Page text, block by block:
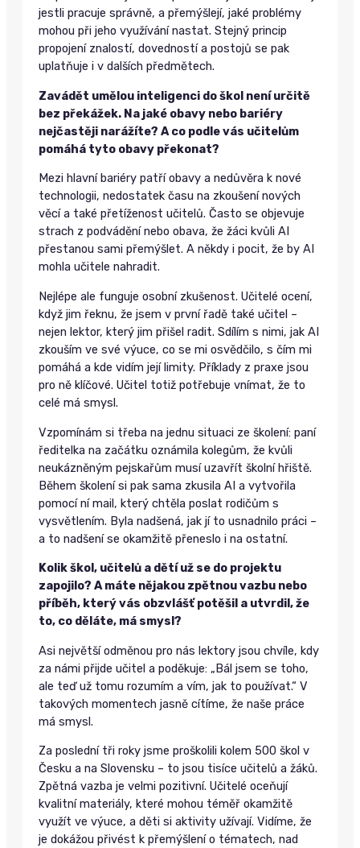
jestli pracuje správně, a přemýšlejí, jaké problémy
mohou při jeho využívání nastat. Stejný princip
propojení znalostí, dovedností a postojů se pak
uplatňuje i v dalších předmětech.
Zavádět umělou inteligenci do škol není určitě
bez překážek. Na jaké obavy nebo bariéry
nejčastěji narážíte? A co podle vás učitelům
pomáhá tyto obavy překonat?
Mezi hlavní bariéry patří obavy a nedůvěra k nové
technologii, nedostatek času na zkoušení nových
věcí a také přetíženost učitelů. Často se objevuje
strach z podvádění nebo obava, že žáci kvůli AI
přestanou sami přemýšlet. A někdy i pocit, že by AI
mohla učitele nahradit.
Nejlépe ale funguje osobní zkušenost. Učitelé ocení,
když jim řeknu, že jsem v první řadě také učitel –
nejen lektor, který jim přišel radit. Sdílím s nimi, jak AI
zkouším ve své výuce, co se mi osvědčilo, s čím mi
pomáhá a kde vidím její limity. Příklady z praxe jsou
pro ně klíčové. Učitel totiž potřebuje vnímat, že to
celé má smysl.
Vzpomínám si třeba na jednu situaci ze školení: paní
ředitelka na začátku oznámila kolegům, že kvůli
neukázněným pejskařům musí uzavřít školní hřiště.
Během školení si pak sama zkusila AI a vytvořila
pomocí ní mail, který chtěla poslat rodičům s
vysvětlením. Byla nadšená, jak jí to usnadnilo práci –
a to nadšení se okamžitě přeneslo i na ostatní.
Kolik škol, učitelů a dětí už se do projektu
zapojilo? A máte nějakou zpětnou vazbu nebo
příběh, který vás obzvlášť potěšil a utvrdil, že
to, co děláte, má smysl?
Asi největší odměnou pro nás lektory jsou chvíle, kdy
za námi přijde učitel a poděkuje: „Bál jsem se toho,
ale teď už tomu rozumím a vím, jak to používat.“ V
takových momentech jasně cítíme, že naše práce
má smysl.
Za poslední tři roky jsme proškolili kolem 500 škol v
Česku a na Slovensku – to jsou tisíce učitelů a žáků.
Zpětná vazba je velmi pozitivní. Učitelé oceňují
kvalitní materiály, které mohou téměř okamžitě
využít ve výuce, a děti si aktivity užívají. Vidíme, že
je dokážou přivést k přemýšlení o tématech, nad